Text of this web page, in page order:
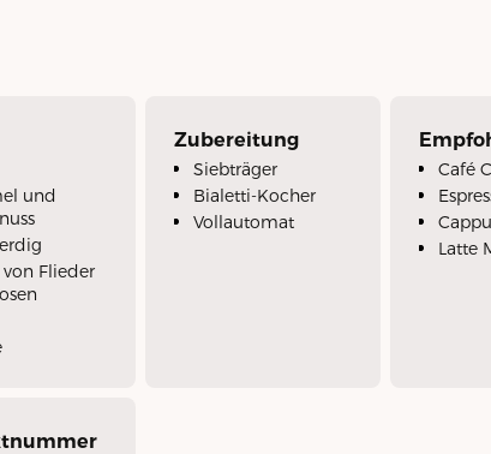
und
Flieder
Zubereitung
Siebträger
Bialetti-Kocher
Vollautomat
Café
Latte